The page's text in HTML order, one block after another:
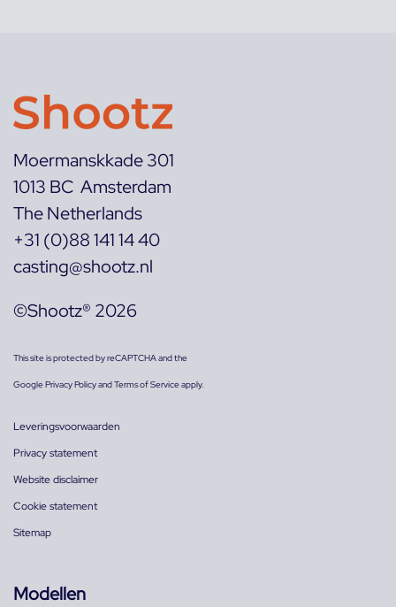
Moermanskkade 301
1013 BC Amsterdam
The Netherlands
+31 (0)88 141 14 40
casting@shootz.nl
©Shootz® 2026
This site is protected by reCAPTCHA and the
GooglePrivacy PolicyandTerms of Serviceapply.
Leveringsvoorwaarden
Privacy statement
Website disclaimer
Cookie statement
Sitemap
Modellen